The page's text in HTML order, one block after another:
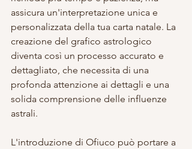
assicura un'interpretazione unica e
personalizzata della tua carta natale. La
creazione del grafico astrologico
diventa così un processo accurato e
dettagliato, che necessita di una
profonda attenzione ai dettagli e una
solida comprensione delle influenze
astrali.
L'introduzione di Ofiuco può portare a